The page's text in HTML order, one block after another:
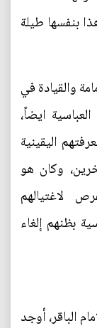
بنفسها طيلة
والقيادة في
ايضاً،
اليقينية
وكان هو
لاغتيالهم
بظنهم إلغاء
الباقر، أوجد